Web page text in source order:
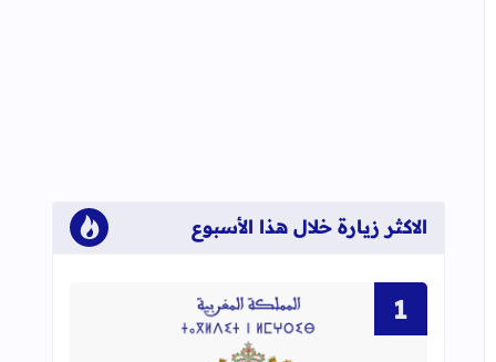
الاكثر زيارة خلال هذا الأسبوع